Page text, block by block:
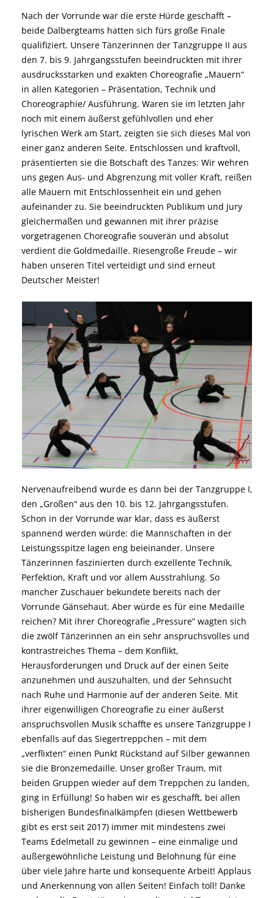
Nach der Vorrunde war die erste Hürde geschafft –
beide Dalbergteams hatten sich fürs große Finale
qualifiziert. Unsere Tänzerinnen der Tanzgruppe II aus
den 7. bis 9. Jahrgangsstufen beeindruckten mit ihrer
ausdrucksstarken und exakten Choreografie „Mauern“
in allen Kategorien – Präsentation, Technik und
Choreographie/ Ausführung. Waren sie im letzten Jahr
noch mit einem äußerst gefühlvollen und eher
lyrischen Werk am Start, zeigten sie sich dieses Mal von
einer ganz anderen Seite. Entschlossen und kraftvoll,
präsentierten sie die Botschaft des Tanzes: Wir wehren
uns gegen Aus- und Abgrenzung mit voller Kraft, reißen
alle Mauern mit Entschlossenheit ein und gehen
aufeinander zu. Sie beeindruckten Publikum und Jury
gleichermaßen und gewannen mit ihrer präzise
vorgetragenen Choreografie souverän und absolut
verdient die Goldmedaille. Riesengroße Freude – wir
haben unseren Titel verteidigt und sind erneut
Deutscher Meister!
Nervenaufreibend wurde es dann bei der Tanzgruppe I,
den „Großen“ aus den 10. bis 12. Jahrgangsstufen.
Schon in der Vorrunde war klar, dass es äußerst
spannend werden würde: die Mannschaften in der
Leistungsspitze lagen eng beieinander. Unsere
Tänzerinnen faszinierten durch exzellente Technik,
Perfektion, Kraft und vor allem Ausstrahlung. So
mancher Zuschauer bekundete bereits nach der
Vorrunde Gänsehaut. Aber würde es für eine Medaille
reichen? Mit ihrer Choreografie „Pressure“ wagten sich
die zwölf Tänzerinnen an ein sehr anspruchsvolles und
kontrastreiches Thema – dem Konflikt,
Herausforderungen und Druck auf der einen Seite
anzunehmen und auszuhalten, und der Sehnsucht
nach Ruhe und Harmonie auf der anderen Seite. Mit
ihrer eigenwilligen Choreografie zu einer äußerst
anspruchsvollen Musik schaffte es unsere Tanzgruppe I
ebenfalls auf das Siegertreppchen – mit dem
„verflixten“ einen Punkt Rückstand auf Silber gewannen
sie die Bronzemedaille. Unser großer Traum, mit
beiden Gruppen wieder auf dem Treppchen zu landen,
ging in Erfüllung! So haben wir es geschafft, bei allen
bisherigen Bundesfinalkämpfen (diesen Wettbewerb
gibt es erst seit 2017) immer mit mindestens zwei
Teams Edelmetall zu gewinnen – eine einmalige und
außergewöhnliche Leistung und Belohnung für eine
über viele Jahre harte und konsequente Arbeit! Applaus
und Anerkennung von allen Seiten! Einfach toll! Danke